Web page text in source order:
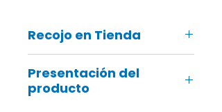
Recojo en Tienda
recoger tu pedido online en ¡tu
tienda Groomers más cercana!
Presentación del
producto